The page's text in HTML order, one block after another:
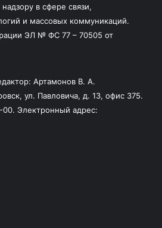
в сфере связи,
и массовых коммуникаций.
ЭЛ № ФС 77 – 70505 от
Артамонов В. А.
ул. Павловича, д. 13, офис 375.
Электронный адрес: